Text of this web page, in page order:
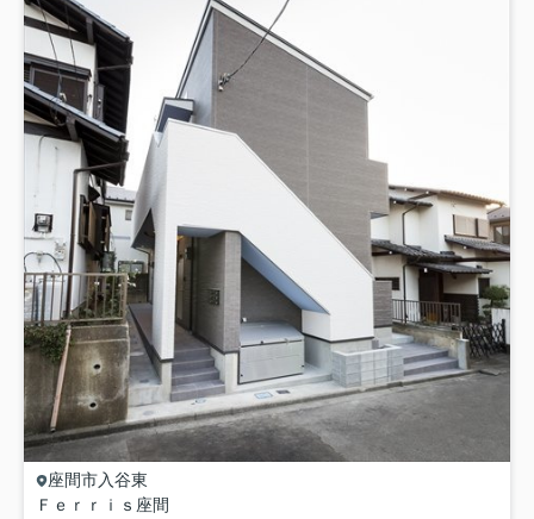
座間市入谷東
Ｆｅｒｒｉｓ座間